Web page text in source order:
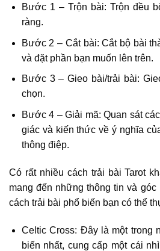
Bước 1 – Trộn bài: Trộn đều
ràng.
Bước 2 – Cắt bài: Cắt bộ bài
và đặt phần bạn muốn lên trên.
Bước 3 – Gieo bài/trải bài:
chọn.
Bước 4 – Giải mã: Quan sát
giác và kiến thức về ý nghĩa
thông điệp.
Có rất nhiều cách trải bài Tarot
mang đến những thông tin và góc
cách trải bài phổ biến bạn có thể
Celtic Cross: Đây là một trong
biến nhất, cung cấp một cái